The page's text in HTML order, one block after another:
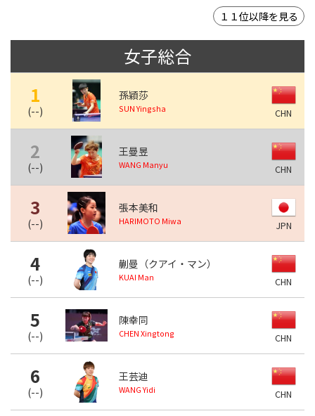
１１位以降を見る
女子総合
1
(--)
孫穎莎
SUN Yingsha CHN
2
(--)
王曼昱
WANG Manyu CHN
3
(--)
張本美和
HARIMOTO Miwa JPN
4
(--)
蒯曼（クアイ・マン）
KUAI Man CHN
5
(--)
陳幸同
CHEN Xingtong CHN
6
(--)
王芸迪
WANG Yidi CHN